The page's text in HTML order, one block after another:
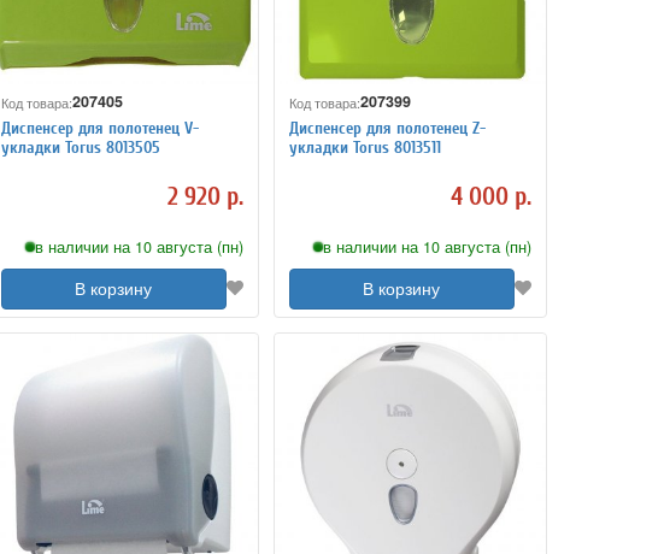
Код товара:207405
Диспенсер для полотенец V-
укладки Torus 8013505
2 920 р.
в наличии на 10 августа (пн)
В корзину
Код товара:207399
Диспенсер для полотенец Z-
укладки Torus 8013511
4 000 р.
в наличии на 10 августа (пн)
В корзину